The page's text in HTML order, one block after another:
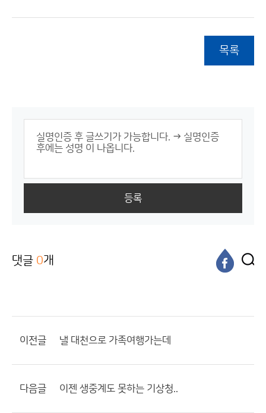
목록
등록
댓글 0개
이전글 낼 대천으로 가족여행가는데
다음글 이젠 생중계도 못하는 기상청..